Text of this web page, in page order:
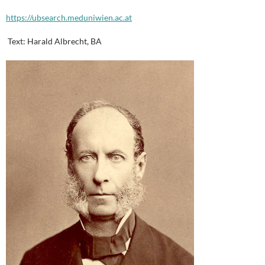
https://ubsearch.meduniwien.ac.at
Text: Harald Albrecht, BA